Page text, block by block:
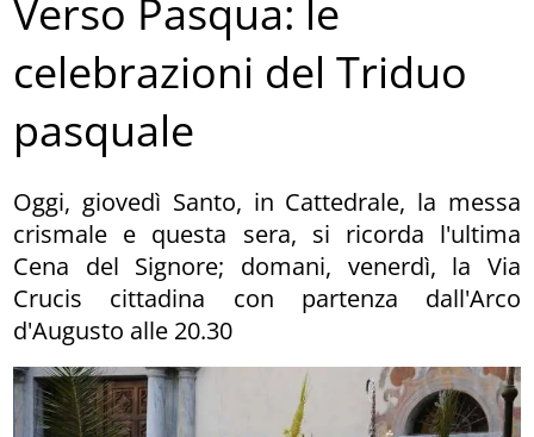
Verso Pasqua: le
celebrazioni del Triduo
pasquale
Oggi, giovedì Santo, in Cattedrale, la messa
crismale e questa sera, si ricorda l'ultima
Cena del Signore; domani, venerdì, la Via
Crucis cittadina con partenza dall'Arco
d'Augusto alle 20.30